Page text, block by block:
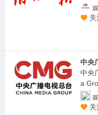
媒集
高端
中央
中央
a
央广
外呼